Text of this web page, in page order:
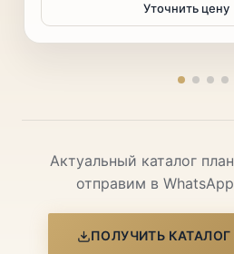
Уточнить цену
Актуальный каталог
отправим в
ПОЛУЧИТЬ